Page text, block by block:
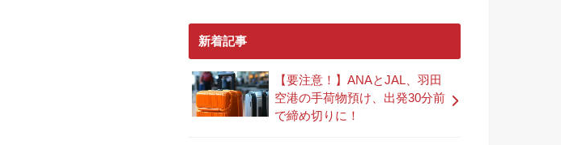
新着記事
【要注意！】ANAとJAL、羽田
空港の手荷物預け、出発30分前
で締め切りに！